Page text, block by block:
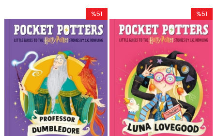
%51
İndirim
%51İndirim
%51
İndirim